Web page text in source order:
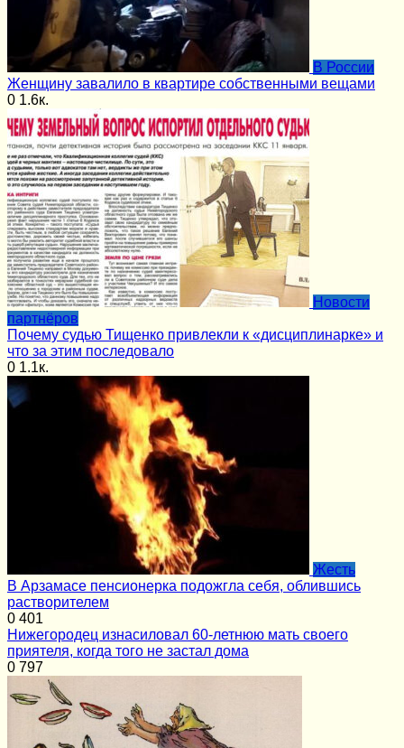
В России
Женщину завалило в квартире собственными вещами
0 1.6к.
Новости
партнёров
Почему судью Тищенко привлекли к «дисциплинарке» и
что за этим последовало
0 1.1к.
Жесть
В Арзамасе пенсионерка подожгла себя, облившись
растворителем
0 401
Нижегородец изнасиловал 60-летнюю мать своего
приятеля, когда того не застал дома
0 797